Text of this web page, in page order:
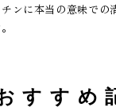
ンに本当の意味での
すすめ